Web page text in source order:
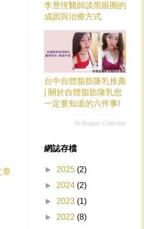
章
李昱恆醫師談黑眼圈的
成因與治療方式
台中自體脂肪隆乳推薦
| 關於自體脂肪隆乳您
一定要知道的六件事!
ⓦ Blogger Collection
網誌存檔
► 2025 (2)
► 2024 (2)
► 2023 (1)
► 2022 (8)